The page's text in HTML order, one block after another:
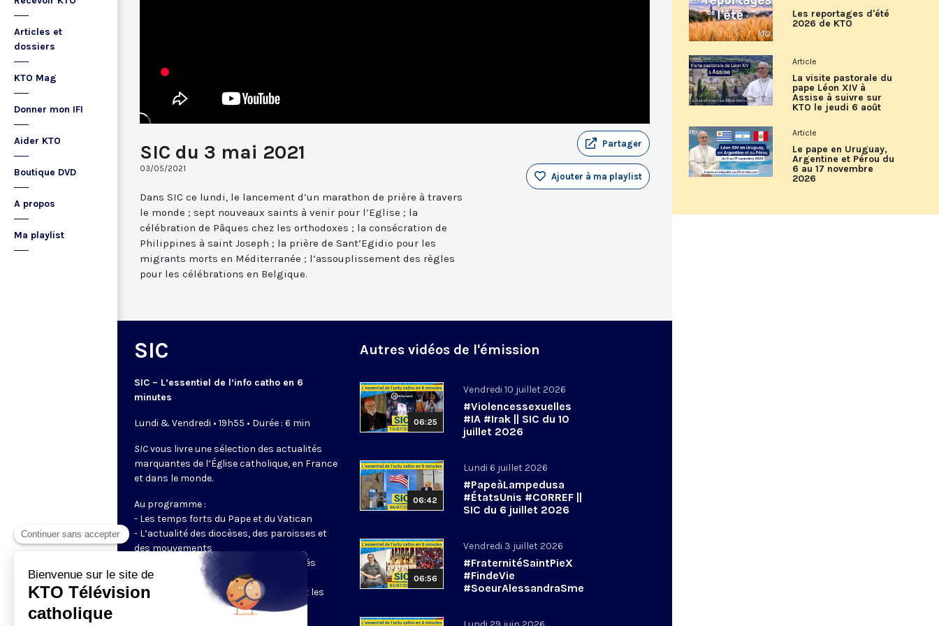
Articles et
dossiers
KTO Mag
Donner mon IFI
Aider KTO
Boutique DVD
A propos
Ma playlist
SIC du 3 mai 2021
03/05/2021
Partager
Ajouter à ma playlist
Dans SIC ce lundi, le lancement d’un marathon de prière à travers
le monde ; sept nouveaux saints à venir pour l’Eglise ; la
célébration de Pâques chez les orthodoxes ; la consécration de
Philippines à saint Joseph ; la prière de Sant’Egidio pour les
migrants morts en Méditerranée ; l’assouplissement des règles
pour les célébrations en Belgique.
SIC
SIC – L’essentiel de l’info catho en 6
minutes
Lundi & Vendredi • 19h55 • Durée : 6 min
SICvous livre une sélection des actualités
marquantes de l’Église catholique, en France
et dans le monde.
Au programme :
- Les temps forts du Pape et du Vatican
- L’actualité des diocèses, des paroisses et
des mouvements
- Les initiatives des catholiques engagés
dans le monde
- Les grands événements ecclésiaux et les
enjeux du moment pour la société
Autres vidéos de l'émission
06:25
Vendredi 10 juillet 2026
#Violencessexuelles
#IA #Irak || SIC du 10
juillet 2026
06:42
Lundi 6 juillet 2026
#PapeàLampedusa
#ÉtatsUnis #CORREF ||
SIC du 6 juillet 2026
06:56
Vendredi 3 juillet 2026
#FraternitéSaintPieX
#FindeVie
#SoeurAlessandraSme
Les reportages d'été
2026 de KTO
Article
La visite pastorale du
pape Léon XIV à
Assise à suivre sur
KTO le jeudi 6 août
Article
Le pape en Uruguay,
Argentine et Pérou du
6 au 17 novembre
2026